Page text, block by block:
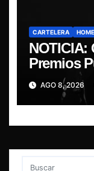
CARTELERA HOME
NOTICIA:
Premios
AGO 8, 2026